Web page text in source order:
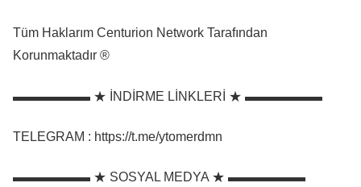
Tüm Haklarım Centurion Network Tarafından
Korunmaktadır ®
▬▬▬▬▬▬ ★ İNDİRME LİNKLERİ ★ ▬▬▬▬▬▬
TELEGRAM : https://t.me/ytomerdmn
▬▬▬▬▬▬ ★ SOSYAL MEDYA ★ ▬▬▬▬▬▬